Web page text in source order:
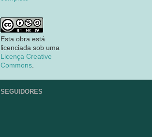
Esta obra está
licenciada sob uma
Licença Creative
Commons.
SEGUIDORES